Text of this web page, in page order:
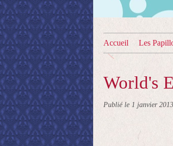
Accueil Les
World's
Publié le 1 janvier 2013